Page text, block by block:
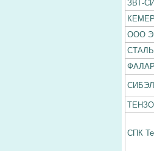
ЗВТ-
ООО
СПК